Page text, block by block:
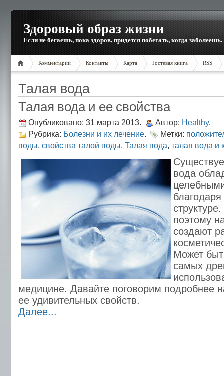
Здоровый образ жизни
Если не бегаешь, пока здоров, придется побегать, когда заболеешь.
Комментарии Контакты Карта Гостевая книга RSS
Талая вода
Талая вода и ее свойства
Опубликовано: 31 марта 2013. Автор: Healthy.
Рубрика: Болезни и их лечение. Метки:
воды, свойства талой воды, Талая вода, талая вода и
вода
поэтому
создают
Может
самых
медицине. Давайте поговорим подробнее
ее удивительных свойств.
Далее...